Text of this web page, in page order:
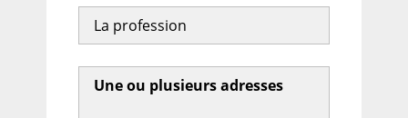
La profession
Une ou plusieurs adresses